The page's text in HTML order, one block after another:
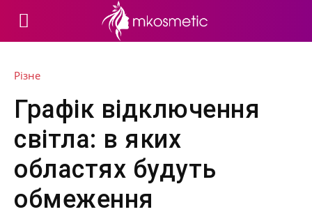
Різне
Графік відключення
світла: в яких
областях будуть
обмеження